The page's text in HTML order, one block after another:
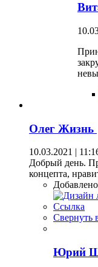
Олег Жизнь
10.03.2021 |
Добрый день.
концепта,
Ссылка
Свернуть
Юрий